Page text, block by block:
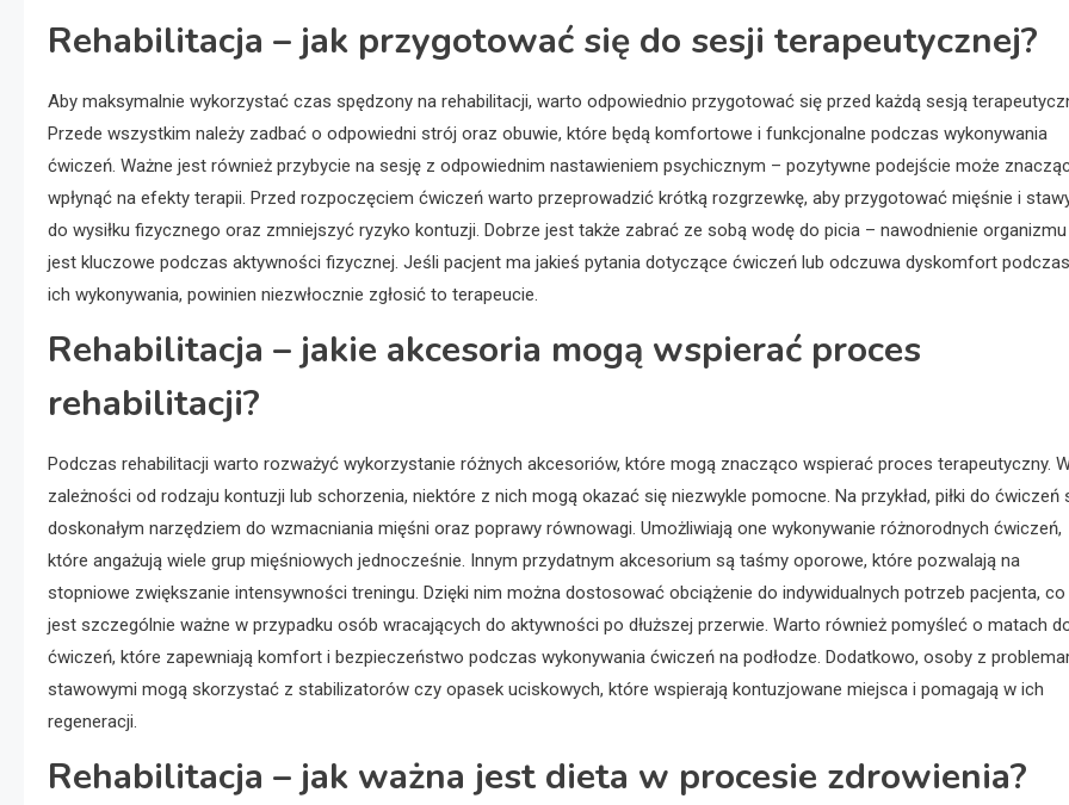
Rehabilitacja – jak przygotować się do sesji terapeutycznej?
Aby maksymalnie wykorzystać czas spędzony na rehabilitacji, warto odpowiednio przygotować się przed każdą sesją
Przede wszystkim należy zadbać o odpowiedni strój oraz obuwie, które będą komfortowe i funkcjonalne podczas wykonywania
ćwiczeń. Ważne jest również przybycie na sesję z odpowiednim nastawieniem psychicznym – pozytywne podejście może
wpłynąć na efekty terapii. Przed rozpoczęciem ćwiczeń warto przeprowadzić krótką rozgrzewkę, aby przygotować mięśnie i
do wysiłku fizycznego oraz zmniejszyć ryzyko kontuzji. Dobrze jest także zabrać ze sobą wodę do picia – nawodnienie organizmu
jest kluczowe podczas aktywności fizycznej. Jeśli pacjent ma jakieś pytania dotyczące ćwiczeń lub odczuwa dyskomfort podczas
ich wykonywania, powinien niezwłocznie zgłosić to terapeucie.
Rehabilitacja – jakie akcesoria mogą wspierać proces
rehabilitacji?
Podczas rehabilitacji warto rozważyć wykorzystanie różnych akcesoriów, które mogą znacząco wspierać proces terapeutyczny.
zależności od rodzaju kontuzji lub schorzenia, niektóre z nich mogą okazać się niezwykle pomocne. Na przykład, piłki do ćwiczeń
doskonałym narzędziem do wzmacniania mięśni oraz poprawy równowagi. Umożliwiają one wykonywanie różnorodnych ćwiczeń,
które angażują wiele grup mięśniowych jednocześnie. Innym przydatnym akcesorium są taśmy oporowe, które pozwalają na
stopniowe zwiększanie intensywności treningu. Dzięki nim można dostosować obciążenie do indywidualnych potrzeb pacjenta, co
jest szczególnie ważne w przypadku osób wracających do aktywności po dłuższej przerwie. Warto również pomyśleć o matach
ćwiczeń, które zapewniają komfort i bezpieczeństwo podczas wykonywania ćwiczeń na podłodze. Dodatkowo, osoby z
stawowymi mogą skorzystać z stabilizatorów czy opasek uciskowych, które wspierają kontuzjowane miejsca i pomagają w ich
regeneracji.
Rehabilitacja – jak ważna jest dieta w procesie zdrowienia?